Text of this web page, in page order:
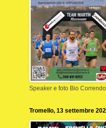
Speaker e foto Bio Correndo
Tromello, 13 settembre